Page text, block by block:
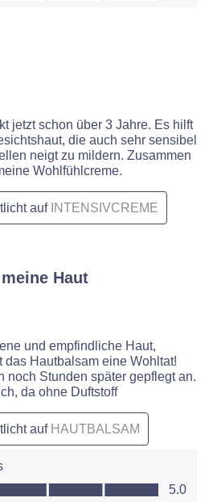
jetzt schon über 3 Jahre. Es hilft
die auch sehr sensibel
neigt zu mildern. Zusammen
Wohlfühlcreme.
auf INTENSIVCREME
Haut
und empfindliche Haut,
das Hautbalsam eine Wohltat!
noch Stunden später gepflegt an.
da ohne Duftstoff
auf HAUTBALSAM
5.0 von 5
5.0